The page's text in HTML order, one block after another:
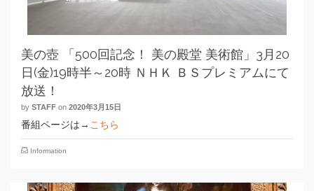
美の壺 「500回記念！ 美の殿堂 美術館」3月20
日(金)19時半～20時 ＮＨＫ ＢＳプレミアムにて
放送！
by STAFF on 2020年3月15日
番組ページは→ こちら
Information